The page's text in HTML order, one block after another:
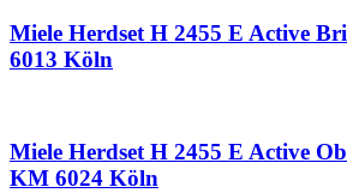
Miele Herdset H 2455 E Active
6013 Köln
Miele Herdset H 2455 E Active
KM 6024 Köln